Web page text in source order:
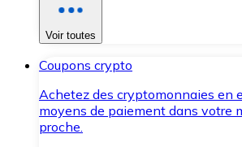
Voir toutes
Coupons crypto
Achetez des cryptomonnaies en
moyens de paiement dans votre
proche.